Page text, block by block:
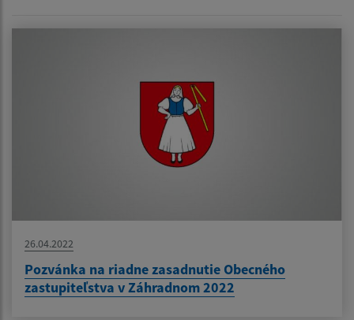
26.04.2022
Pozvánka na riadne zasadnutie Obecného
zastupiteľstva v Záhradnom 2022